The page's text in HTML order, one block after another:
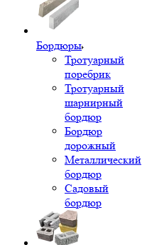
Бордюры
Тротуарный
поребрик
Тротуарный
шарнирный
бордюр
Бордюр
дорожный
Металлический
бордюр
Садовый
бордюр